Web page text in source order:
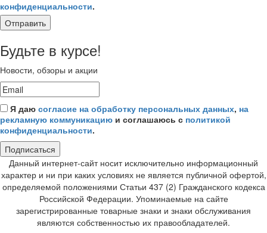
конфиденциальности.
Отправить
Будьте в курсе!
Новости, обзоры и акции
Я даю согласие на обработку персональных данных, на
рекламную коммуникацию и соглашаюсь с политикой
конфиденциальности.
Подписаться
Данный интернет-сайт носит исключительно информационный
характер и ни при каких условиях не является публичной офертой,
определяемой положениями Статьи 437 (2) Гражданского кодекса
Российской Федерации. Упоминаемые на сайте
зарегистрированные товарные знаки и знаки обслуживания
являются собственностью их правообладателей.